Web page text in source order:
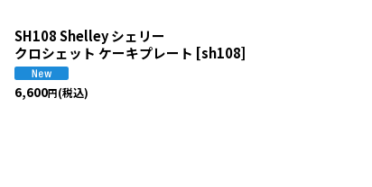
SH108 Shelley シェリー
クロシェット ケーキプレート [sh108]
6,600円(税込)